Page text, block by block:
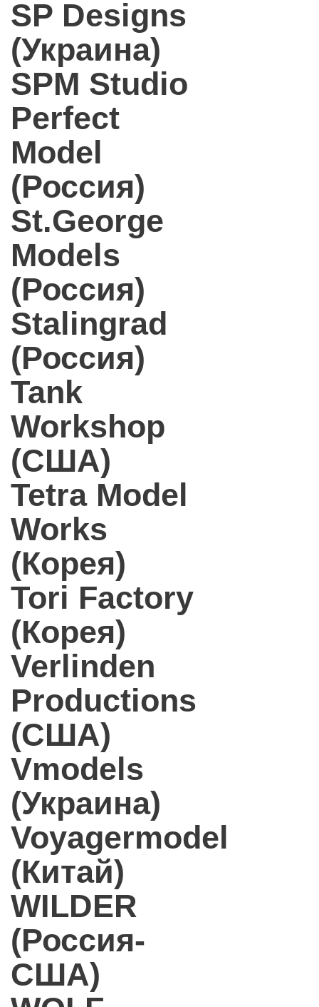
SP Designs
(Украина)
SPM Studio
Perfect
Model
(Россия)
St.George
Models
(Россия)
Stalingrad
(Россия)
Tank
Workshop
(США)
Tetra Model
Works
(Корея)
Tori Factory
(Корея)
Verlinden
Productions
(США)
Vmodels
(Украина)
Voyagermodel
(Китай)
WILDER
(Россия-
США)